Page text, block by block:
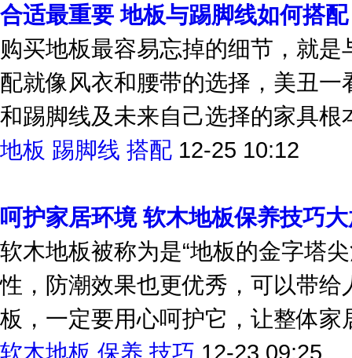
合适最重要 地板与踢脚线如何搭配
购买地板最容易忘掉的细节，就
配就像风衣和腰带的选择，美丑
和踢脚线及未来自己选择的家具
地板 踢脚线 搭配
呵护家居环境 软木地板保养技巧
软木地板被称为是“地板的金字塔
性，防潮效果也更优秀，可以带
板，一定要用心呵护它，让整体